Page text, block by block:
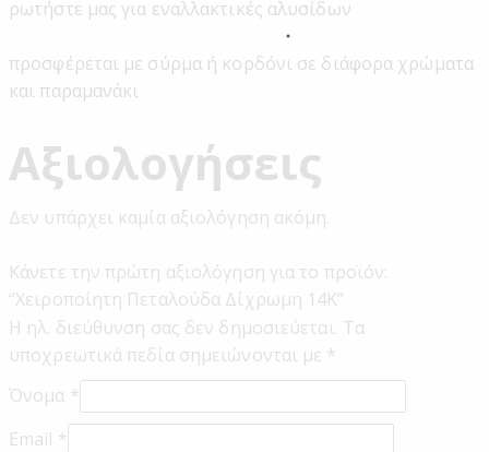
ρωτήστε μας για εναλλακτικές αλυσίδων
προσφέρεται με σύρμα ή κορδόνι σε διάφορα χρώματα
και παραμανάκι
Αξιολογήσεις
Δεν υπάρχει καμία αξιολόγηση ακόμη.
Κάνετε την πρώτη αξιολόγηση για το προϊόν:
“Χειροποίητη Πεταλούδα Δίχρωμη 14Κ”
Η ηλ. διεύθυνση σας δεν δημοσιεύεται. Τα
υποχρεωτικά πεδία σημειώνονται με *
Όνομα *
Email *